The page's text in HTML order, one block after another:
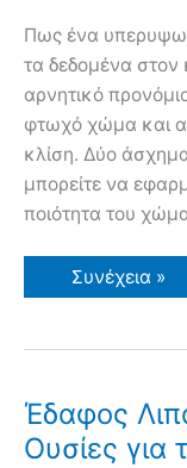
Πως ένα
τα δεδομένα στον
αρνητικό
φτωχό χώμα και
κλίση. Δύο
μπορείτε να
ποιότητα του
Υπερυψωμένο
Παρτέρι
Μία
Πλούσιο
Χώμα
Συνέχεια »
Έδαφος
Ουσίες για